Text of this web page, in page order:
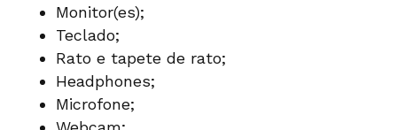
Monitor(es);
Teclado;
Rato e tapete de rato;
Headphones;
Microfone;